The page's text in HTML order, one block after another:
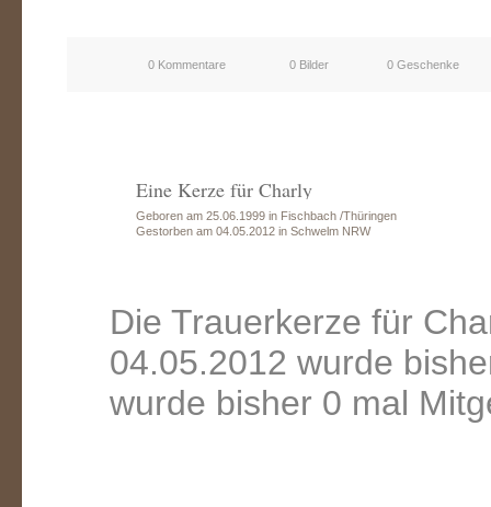
0 Kommentare 0 Bilder 0 Geschenke
Eine Kerze für Charly
Geboren am 25.06.1999 in Fischbach /Thüringen
Gestorben am 04.05.2012 in Schwelm NRW
Die Trauerkerze für
04.05.2012 wurde
wurde bisher 0 mal